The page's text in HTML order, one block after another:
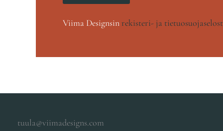
Viima Designsinrekisteri- ja
tuula@viimadesigns.com